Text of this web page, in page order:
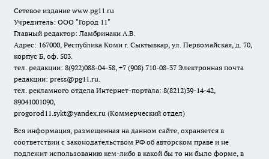
Сетевое издание www.pg11.ru
Учредитель: ООО "Город 11"
Главный редактор: Ламбринаки А.В.
Адрес: 167000, Республика Коми г. Сыктывкар, ул. Первомайская, д. 70,
корпус Б, оф. 503.
тел. редакции: 8(922)088-04-58, +7 (908) 710-08-37 Электронная почта
редакции: press@pg11.ru.
тел. рекламного отдела Интернет-портала: 8(8212)39-14-42,
89041001090,
progorod11.sykt@yandex.ru (Коммерческий отдел)
Вся информация, размещенная на данном сайте, охраняется в
соответствии с законодательством РФ об авторском праве и не
подлежит использованию кем-либо в какой бы то ни было форме, в